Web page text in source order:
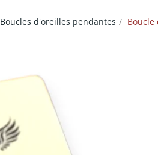
Boucles d'oreilles pendantes